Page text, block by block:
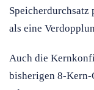
Speicherdurchsatz
als eine
Auch die
bisherigen 8-Kern-